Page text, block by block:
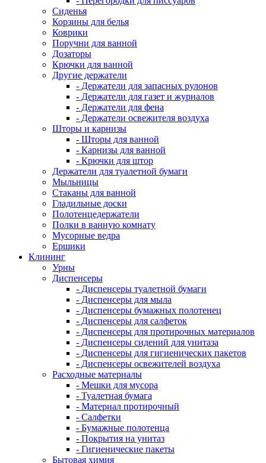
Сиденья
Корзины для белья
Коврики
Поручни для ванной
Дозаторы
Крючки для ванной
Другие держатели
- Держатели для запасных рулонов
- Держатели для газет и журналов
- Держатели для фена
- Держатели освежителя воздуха
Шторы и карнизы
- Шторы для ванной
- Карнизы для ванной
- Крючки для штор
Держатели для туалетной бумаги
Мыльницы
Стаканы для ванной
Гладильные доски
Полотенцедержатели
Полки в ванную комнату
Мусорные ведра
Ершики
Клининг
Урны
Диспенсеры
- Диспенсеры туалетной бумаги
- Диспенсеры для мыла
- Диспенсеры бумажных полотенец
- Диспенсеры для салфеток
- Диспенсеры для протирочных материалов
- Диспенсеры сидений для унитаза
- Диспенсеры для гигиенических пакетов
- Диспенсеры освежителей воздуха
Расходные материалы
- Мешки для мусора
- Туалетная бумага
- Материал протирочный
- Салфетки
- Бумажные полотенца
- Покрытия на унитаз
- Гигиенические пакеты
Бытовая химия